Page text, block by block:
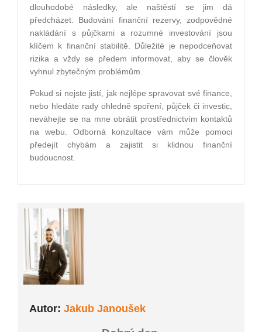
dlouhodobé následky, ale naštěstí se jim dá
předcházet. Budování finanční rezervy, zodpovědné
nakládání s půjčkami a rozumné investování jsou
klíčem k finanční stabilitě. Důležité je nepodceňovat
rizika a vždy se předem informovat, aby se člověk
vyhnul zbytečným problémům.
Pokud si nejste jistí, jak nejlépe spravovat své finance,
nebo hledáte rady ohledně spoření, půjček či investic,
neváhejte se na mne obrátit prostřednictvím kontaktů
na webu. Odborná konzultace vám může pomoci
předejít chybám a zajistit si klidnou finanční
budoucnost.
Autor: Jakub Janoušek